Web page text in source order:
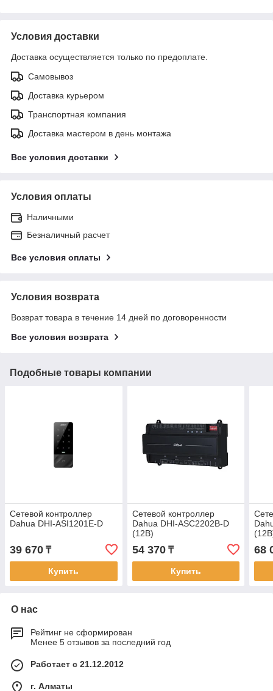
Условия доставки
Доставка осуществляется только по предоплате.
Самовывоз
Доставка курьером
Транспортная компания
Доставка мастером в день монтажа
Все условия доставки
Условия оплаты
Наличными
Безналичный расчет
Все условия оплаты
Условия возврата
Возврат товара в течение 14 дней по договоренности
Все условия возврата
Подобные товары компании
Сетевой контроллер
Dahua DHI-ASI1201E-D
39 670 ₸
Купить
Сетевой контроллер
Dahua DHI-ASC2202B-D
(12В)
54 370₸
Купить
68
О нас
Рейтинг не сформирован
Менее 5 отзывов за последний год
Работает с 21.12.2012
г. Алматы